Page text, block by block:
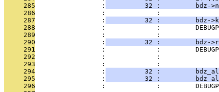
     285
                 :
32 :         bdz-
     286
                 :             :
     287
                 :
32 :         bdz-
     288
:             :
     289
                 :             :
     290
                 :
32 :         bdz-
     291
:             :
     292
                 :             :
     293
                 :             :
     294
                 :
32 :
     295
                 :
32 :
     296
:             :